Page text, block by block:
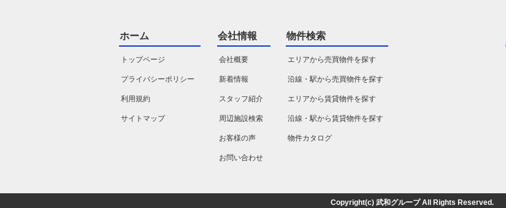
ホーム
トップページ
プライバシーポリシー
利用規約
サイトマップ
会社情報
会社概要
新着情報
スタッフ紹介
周辺施設検索
お客様の声
お問い合わせ
物件検索
エリアから売買物件を探す
沿線・駅から売買物件を探す
エリアから賃貸物件を探す
沿線・駅から賃貸物件を探す
物件カタログ
Copyright(c) 武和グループ All Rights Reserved.